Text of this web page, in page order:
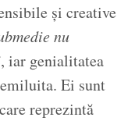
și creative
nu
, iar genialitatea
Ei sunt
reprezintă